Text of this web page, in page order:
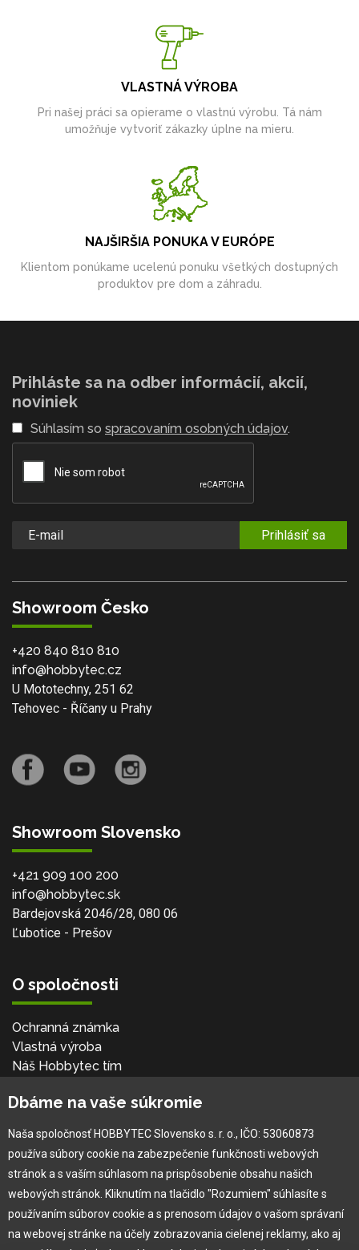
VLASTNÁ VÝROBA
Pri našej práci sa opierame o vlastnú výrobu. Tá nám
umožňuje vytvoriť zákazky úplne na mieru.
NAJŠIRŠIA PONUKA V EURÓPE
Klientom ponúkame ucelenú ponuku všetkých dostupných
produktov pre dom a záhradu.
Prihláste sa na odber informácií, akcií,
noviniek
Súhlasím so spracovaním osobných údajov.
Prihlásiť sa
Showroom Česko
+420 840 810 810
info@hobbytec.cz
U Mototechny, 251 62
Tehovec - Říčany u Prahy
Showroom Slovensko
+421 909 100 200
info@hobbytec.sk
Bardejovská 2046/28, 080 06
Ľubotice - Prešov
O spoločnosti
Ochranná známka
Vlastná výroba
Náš Hobbytec tím
Naša história
Pre zákazníka
Garancia najlepšej ceny
Užívateľský manuál
Dbáme na vaše súkromie
Naša spoločnosť HOBBYTEC Slovensko s. r. o., IČO: 53060873
používa súbory cookie na zabezpečenie funkčnosti webových
stránok a s vaším súhlasom na prispôsobenie obsahu našich
webových stránok. Kliknutím na tlačidlo "Rozumiem" súhlasíte s
používaním súborov cookie a s prenosom údajov o vašom správaní
na webovej stránke na účely zobrazovania cielenej reklamy, ako aj